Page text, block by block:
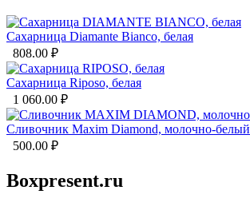
Сахарница Diamante Bianco, белая
808.00 ₽
Сахарница Riposo, белая
1 060.00 ₽
Сливочник Maxim Diamond, молочно-белый
500.00 ₽
Boxpresent.ru